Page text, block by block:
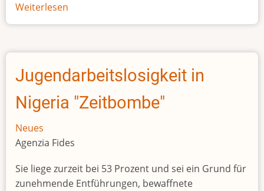
Weiterlesen
Afrikas
Größe
Jugendarbeitslosigkeit in
Nigeria "Zeitbombe"
Neues
Agenzia Fides
Sie liege zurzeit bei 53 Prozent und sei ein Grund für
zunehmende Entführungen, bewaffnete